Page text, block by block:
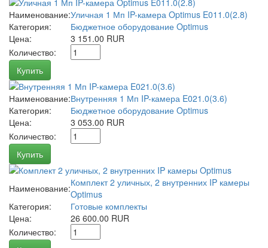
Наименование:Уличная 1 Мп IP-камера Optimus E011.0(2.8)
Категория:
Бюджетное оборудование Optimus
Цена:
3 151.00 RUR
Количество:
Купить
Наименование:Внутренняя 1 Мп IP-камера E021.0(3.6)
Категория:
Бюджетное оборудование Optimus
Цена:
3 053.00 RUR
Количество:
Купить
Наименование:Комплект 2 уличных, 2 внутренних IP камеры
Optimus
Категория:
Готовые комплекты
Цена:
26 600.00 RUR
Количество: